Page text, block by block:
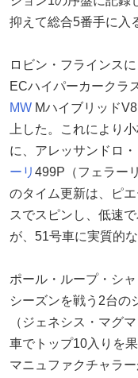
抑えて総合5番手に入
ロビン・フラインス
ECハイパーカークラ
MW Mハイブリッド
上した。これにより
に、アレッサンドロ
ーリ 499P（フェラー
のタイム更新は、ピ
スでスピンし、低速
が、51号車に実質的
ポール・ループ・シ
シーズンを戦う2台の
（ジェネシス・マグ
車でトップ10入りを
マニュファクチャラ